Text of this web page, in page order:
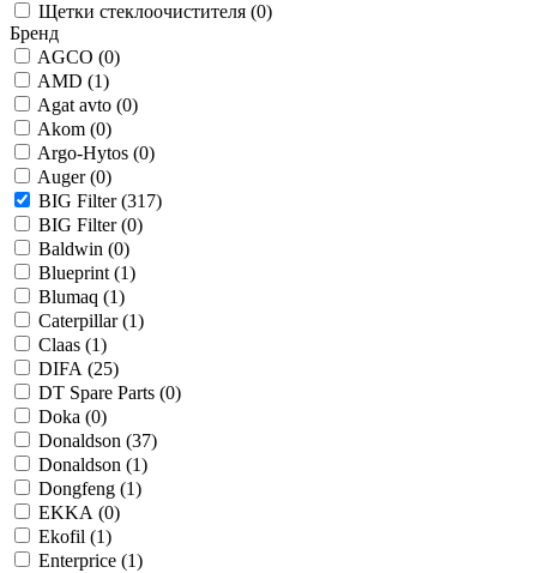
Щетки стеклоочистителя (0)
Бренд
AGCO (0)
AMD (1)
Agat avto (0)
Akom (0)
Argo-Hytos (0)
Auger (0)
BIG Filter (317)
BIG Filter (0)
Baldwin (0)
Blueprint (1)
Blumaq (1)
Caterpillar (1)
Claas (1)
DIFA (25)
DT Spare Parts (0)
Doka (0)
Donaldson (37)
Donaldson (1)
Dongfeng (1)
EKKA (0)
Ekofil (1)
Enterprice (1)